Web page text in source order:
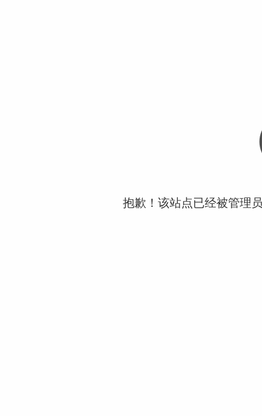
抱歉！该站点已经被管理